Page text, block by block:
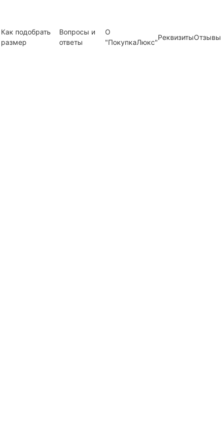
Как подобрать
размер
Вопросы и
ответы
О
"ПокупкаЛюкс"
РеквизитыОтзывы